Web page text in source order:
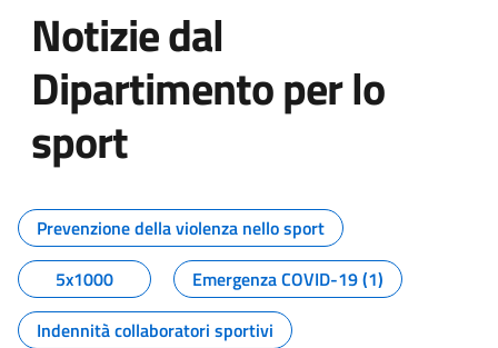
Notizie dal
Dipartimento per lo
sport
Tutti i contenuti della pagina
Prevenzione della violenza nello sport
5x1000
Emergenza COVID-19 (1)
Indennità collaboratori sportivi